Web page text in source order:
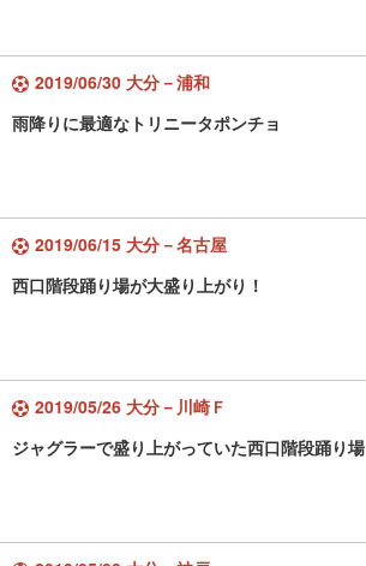
2019/06/30 大分－浦和
雨降りに最適なトリニータポンチョ
2019/06/15 大分－名古屋
西口階段踊り場が大盛り上がり！
2019/05/26 大分－川崎Ｆ
ジャグラーで盛り上がっていた西口階段踊り場